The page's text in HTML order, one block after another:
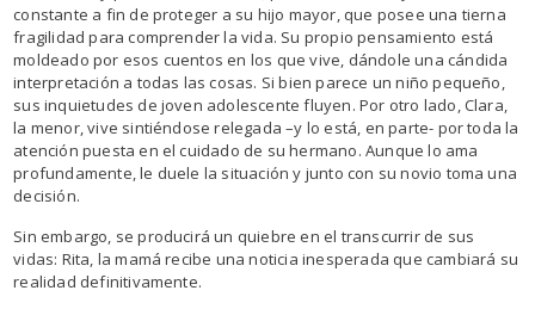
constante a fin de proteger a su hijo mayor, que posee una tierna
fragilidad para comprender la vida. Su propio pensamiento está
moldeado por esos cuentos en los que vive, dándole una cándida
interpretación a todas las cosas. Si bien parece un niño pequeño,
sus inquietudes de joven adolescente fluyen. Por otro lado, Clara,
la menor, vive sintiéndose relegada –y lo está, en parte- por toda la
atención puesta en el cuidado de su hermano. Aunque lo ama
profundamente, le duele la situación y junto con su novio toma una
decisión.
Sin embargo, se producirá un quiebre en el transcurrir de sus
vidas: Rita, la mamá recibe una noticia inesperada que cambiará su
realidad definitivamente.